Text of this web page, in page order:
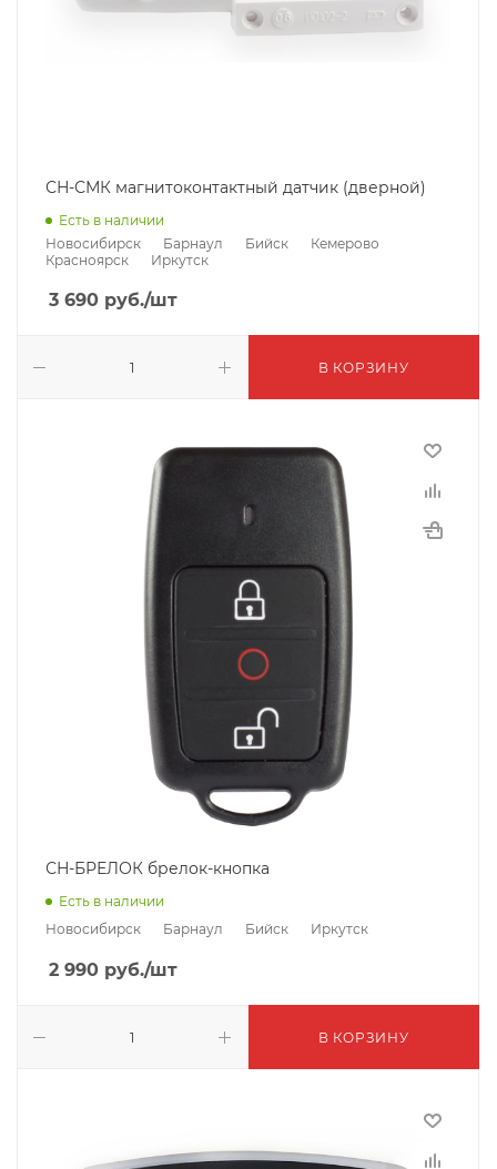
СН-СМК магнитоконтактный датчик (дверной)
Есть в наличии
Новосибирск
Барнаул Бийск
Кемерово
Красноярск
Иркутск
3 690 руб./шт
В КОРЗИНУ
СН-БРЕЛОК брелок-кнопка
Есть в наличии
Новосибирск
Барнаул Бийск Иркутск
2 990 руб./шт
В КОРЗИНУ